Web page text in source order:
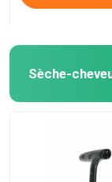
Sèche-